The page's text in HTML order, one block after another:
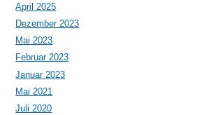
April 2025
Dezember 2023
Mai 2023
Februar 2023
Januar 2023
Mai 2021
Juli 2020